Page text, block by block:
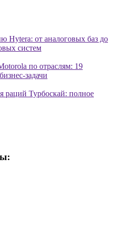
Hytera: от аналоговых баз до
систем
по отраслям: 19
задачи
раций Турбоскай: полное